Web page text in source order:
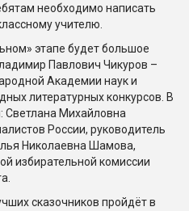
необходимо написать
учителю.
этапе будет большое
Павлович Чикуров –
Академии наук и
литературных конкурсов. В
Светлана Михайловна
России, руководитель
Николаевна Шамова,
избирательной комиссии
сказочников пройдёт в